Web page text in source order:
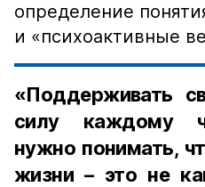
определение
и «психоактивные
«Поддерживать
силу каждому
нужно понимать,
жизни – это не